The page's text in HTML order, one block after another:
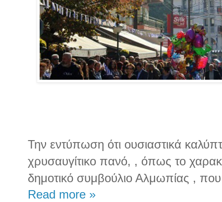
Την εντύπωση ότι ουσιαστικά
χρυσαυγίτικο πανό, , όπως το
δημοτικό συμβούλιο Αλμωπίας ,
Read more »